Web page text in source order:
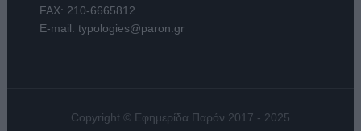
FAX: 210-6665812
E-mail: typologies@paron.gr
Copyright © Εφημερίδα Παρόν 2017 - 2025